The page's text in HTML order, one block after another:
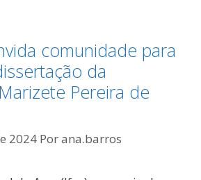
comunidade para
da
Pereira de
2024 Porana.barros